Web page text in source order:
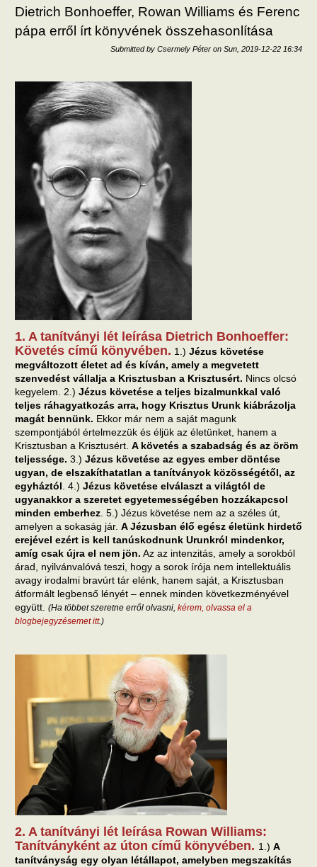
Dietrich Bonhoeffer, Rowan Williams és Ferenc
pápa erről írt könyvének összehasonlítása
Submitted by Csermely Péter on Sun, 2019-12-22 16:34
1. A tanítványi lét leírása Dietrich Bonhoeffer:
Követés című könyvében. 1.) Jézus követése
megváltozott életet ad és kíván, amely a megvetett
szenvedést vállalja a Krisztusban a Krisztusért. Nincs olcsó
kegyelem. 2.) Jézus követése a teljes bizalmunkkal való
teljes ráhagyatkozás arra, hogy Krisztus Urunk kiábrázolja
magát bennünk. Ekkor már nem a saját magunk
szempontjából értelmezzük és éljük az életünket, hanem a
Krisztusban a Krisztusért. A követés a szabadság és az öröm
teljessége. 3.) Jézus követése az egyes ember döntése
ugyan, de elszakíthatatlan a tanítványok közösségétől, az
egyháztól. 4.) Jézus követése elválaszt a világtól de
ugyanakkor a szeretet egyetemességében hozzákapcsol
minden emberhez. 5.) Jézus követése nem az a széles út,
amelyen a sokaság jár. A Jézusban élő egész életünk hirdető
erejével ezért is kell tanúskodnunk Urunkról mindenkor,
amíg csak újra el nem jön. Az az intenzitás, amely a sorokból
árad, nyilvánvalóvá teszi, hogy a sorok írója nem intellektuális
avagy irodalmi bravúrt tár elénk, hanem saját, a Krisztusban
átformált legbenső lényét – ennek minden következményével
együtt. (Ha többet szeretne erről olvasni, kérem, olvassa el a
blogbejegyzésemet itt.)
2. A tanítványi lét leírása Rowan Williams:
Tanítványként az úton című könyvében. 1.) A
tanítványság egy olyan létállapot, amelyben megszakítás